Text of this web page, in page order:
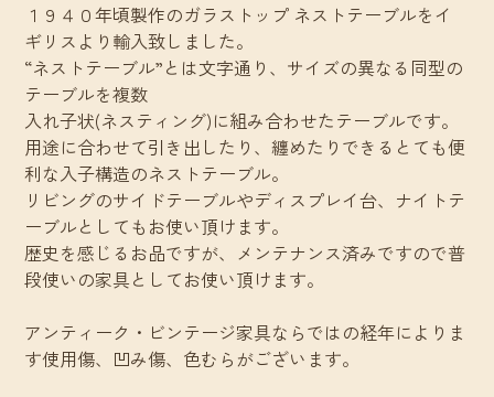
１９４０年頃製作のガラストップ ネストテーブルをイ
ギリスより輸入致しました。
“ネストテーブル”とは文字通り、サイズの異なる同型の
テーブルを複数
入れ子状(ネスティング)に組み合わせたテーブルです。
用途に合わせて引き出したり、纏めたりできるとても便
利な入子構造のネストテーブル。
リビングのサイドテーブルやディスプレイ台、ナイトテ
ーブルとしてもお使い頂けます。
歴史を感じるお品ですが、メンテナンス済みですので普
段使いの家具としてお使い頂けます。
アンティーク・ビンテージ家具ならではの経年によりま
す使用傷、凹み傷、色むらがございます。